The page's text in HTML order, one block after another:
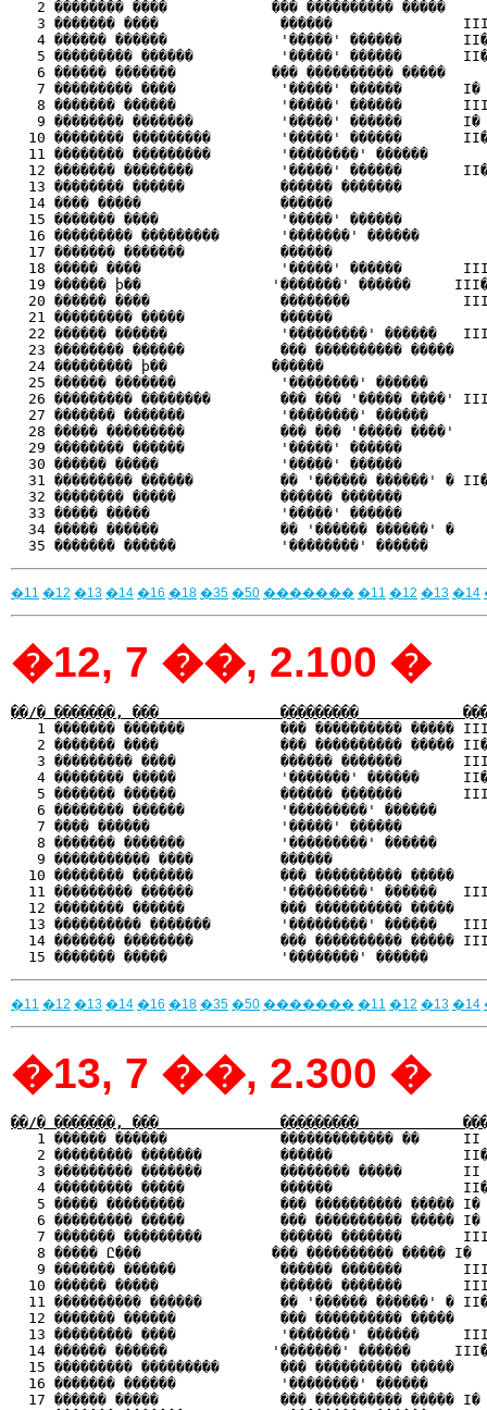
2 �������� ����            ��� ���������� �����
3 ������� ����              ������
4 ������ ������             '�����' ������
5 ��������� ������          '�����' ������
6 ������ �������           ��� ���������� �����
7 ��������� ����            '�����' ������
8 ������� ������            '�����' ������
9 �������� �������          '�����' ������
10 �������� ���������        '�����' ������
11 �������� ���������        '��������' ������
12 ������� ��������          '�����' ������
13 �������� ������           ������ �������
14 ���� �����                ������
15 ������� ����              '�����' ������
16 ��������� ���������       '�������' ������
17 ������� �������           ������
18 ����� ����                '�����' ������
19 ������ ϸ��               '�������' ������
20 ������ ����               ��������
21 ��������� �����           ������
22 ������ ������             '���������' ������
23 �������� ������           ��� ���������� �����
24 ��������� ϸ��            ������
25 ������ �������            '��������' ������
26 ��������� ��������        ��� ��� '����� ����'
27 ������� �������           '��������' ������
28 ����� ���������           ��� ��� '����� ����'
29 �������� ������           '�����' ������
30 ������ �����              '�����' ������
31 ��������� ������          �� '������ ������' �
32 �������� �����            ������ �������
33 ����� �����               '�����' ������
34 ����� ������              ��
�11 �12 �13 �14 �16 �18 �35 �50 ������� �11 �12 �13 �14
�12, 7 ��, 2.100 �
��/� �������, ���              ���������            ����
1 ������� �������           ��� ���������� �����
2 ������� ����              ��� ���������� �����
3 ��������� ����            ������ �������
4 �������� �����            '�������' ������
5 ������� ������            ������ �������
6 �������� ������           '���������' ������
7 ���� ������               '�����' ������
8 ������� �������           '���������' ������
9 ����������� ����          ������
10 �������� �������          ��� ���������� �����
11 ��������� ������          '���������' ������
12 �������� ������           ��� ���������� �����
13 ���������� �������        '���������' ������
14 ������� ��������          ��� ���������� �����
�11 �12 �13 �14 �16 �18 �35 �50 ������� �11 �12 �13 �14
�13, 7 ��, 2.300 �
��/� �������, ���              ���������            ����
1 ������ ������             ������������� ��
2 ��������� �������         ������
3 ��������� �������         �������� �����
4 ��������� �����           ������
5 ����� ���������           ��� ���������� �����
6 ��������� �����           ��� ���������� �����
7 ������� ���������         ������ �������
8 ����� Ը���               ��� ���������� �����
9 ������� ������            ������ �������
10 ������ �����              ������ �������
11 ���������� ������         �� '������ ������' �
12 ������� ������            ��� ���������� �����
13 ��������� ����            '�������' ������
14 ������ ������            '�������' ������
15 ��������� ���������       ��� ���������� �����
16 ������� ������
17 ������ �����              ���